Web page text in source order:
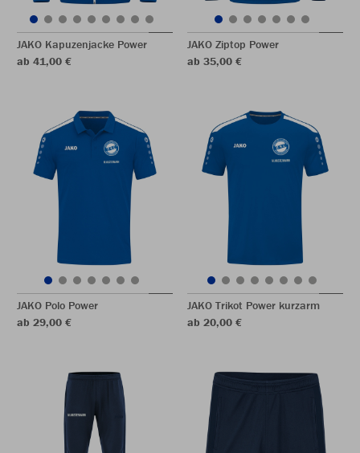
JAKO Kapuzenjacke Power
ab 41,00 €
JAKO Ziptop Power
ab 35,00 €
JAKO Polo Power
ab 29,00 €
JAKO Trikot Power kurzarm
ab 20,00 €